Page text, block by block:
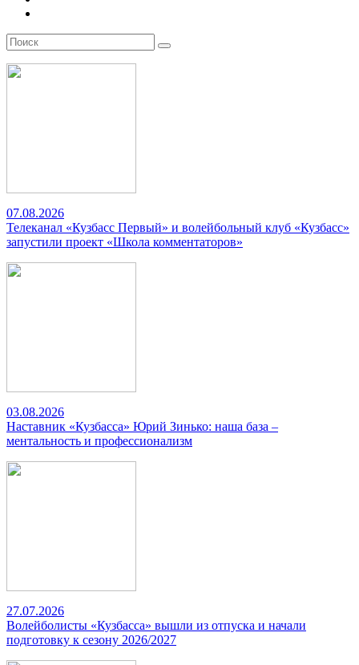
07.08.2026
Телеканал «Кузбасс Первый» и волейбольный клуб «Кузбасс»
запустили проект «Школа комментаторов»
03.08.2026
Наставник «Кузбасса» Юрий Зинько: наша база –
ментальность и профессионализм
27.07.2026
Волейболисты «Кузбасса» вышли из отпуска и начали
подготовку к сезону 2026/2027